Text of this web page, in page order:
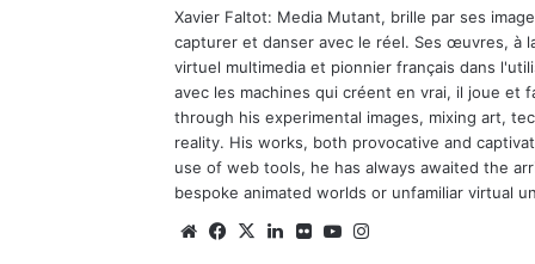
Xavier Faltot: Media Mutant, brille par ses
capturer et danser avec le réel. Ses œuvres, à
virtuel multimedia et pionnier français dans
avec les machines qui créent en vrai, il joue et
through his experimental images, mixing art,
reality. His works, both provocative and
use of web tools, he has always awaited the
bespoke animated worlds or unfamiliar virtual
WebsiteFacebook
X Linkedin
FlickrYouTube